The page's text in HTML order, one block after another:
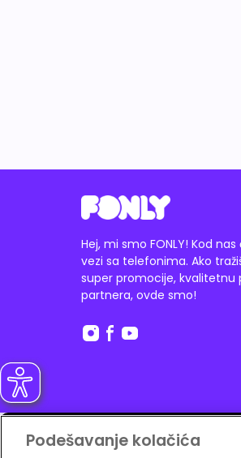
Hej, mi smo FONLY! Kod
vezi sa telefonima. Ako
super promocije, kvalitetnu
partnera, ovde smo!
Podešavanje kolačića